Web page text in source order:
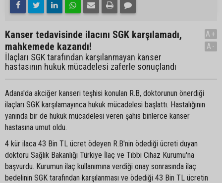
Kanser tedavisinde ilacını SGK karşılamadı,
mahkemede kazandı!
İlaçları SGK tarafından karşılanmayan kanser
hastasının hukuk mücadelesi zaferle sonuçlandı
A+
A-
Adana'da akciğer kanseri teşhisi konulan R.B, doktorunun önerdiği
ilaçları SGK karşılamayınca hukuk mücadelesi başlattı. Hastalığının
yanında bir de hukuk mücadelesi veren şahıs binlerce kanser
hastasına umut oldu.
4 kür ilaca 43 Bin TL ücret ödeyen R.B'nin ödediği ücreti duyan
doktoru Sağlık Bakanlığı Türkiye İlaç ve Tıbbi Cihaz Kurumu'na
başvurdu. Kurumun ilaç kullanımına verdiği onay sonrasında ilaç
bedelinin SGK tarafından karşılanması ve ödediği 43 Bin TL ücretin